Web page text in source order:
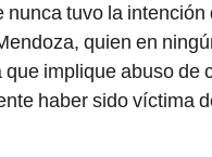
nunca tuvo la
quien en
implique abuso de
haber sido víctima